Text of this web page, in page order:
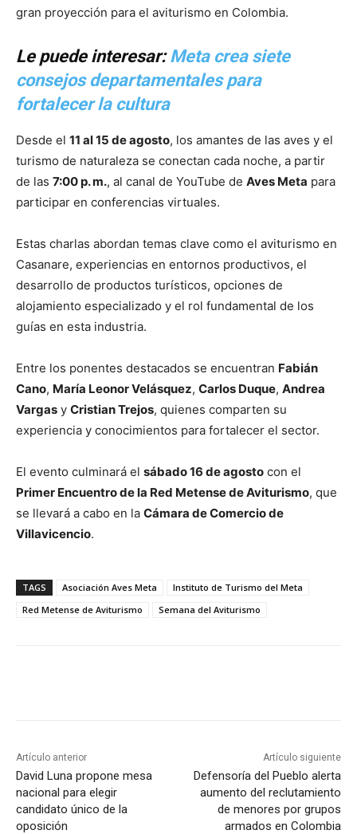
gran proyección para el aviturismo en Colombia.
Le puede interesar:Meta crea siete
consejos departamentales para
fortalecer la cultura
Desde el 11 al 15 de agosto, los amantes de las aves y el
turismo de naturaleza se conectan cada noche, a partir
de las 7:00 p. m., al canal de YouTube de Aves Meta para
participar en conferencias virtuales.
Estas charlas abordan temas clave como el aviturismo en
Casanare, experiencias en entornos productivos, el
desarrollo de productos turísticos, opciones de
alojamiento especializado y el rol fundamental de los
guías en esta industria.
Entre los ponentes destacados se encuentran Fabián
Cano, María Leonor Velásquez, Carlos Duque, Andrea
Vargas y Cristian Trejos, quienes comparten su
experiencia y conocimientos para fortalecer el sector.
El evento culminará el sábado 16 de agosto con el
Primer Encuentro de la Red Metense de Aviturismo, que
se llevará a cabo en la Cámara de Comercio de
Villavicencio.
TAGS Asociación Aves Meta
Instituto de Turismo del Meta
Red Metense de Aviturismo
Semana del Aviturismo
Artículo anterior
David Luna propone mesa
nacional para elegir
candidato único de la
oposición
Artículo siguiente
Defensoría del Pueblo alerta
aumento del reclutamiento
de menores por grupos
armados en Colombia